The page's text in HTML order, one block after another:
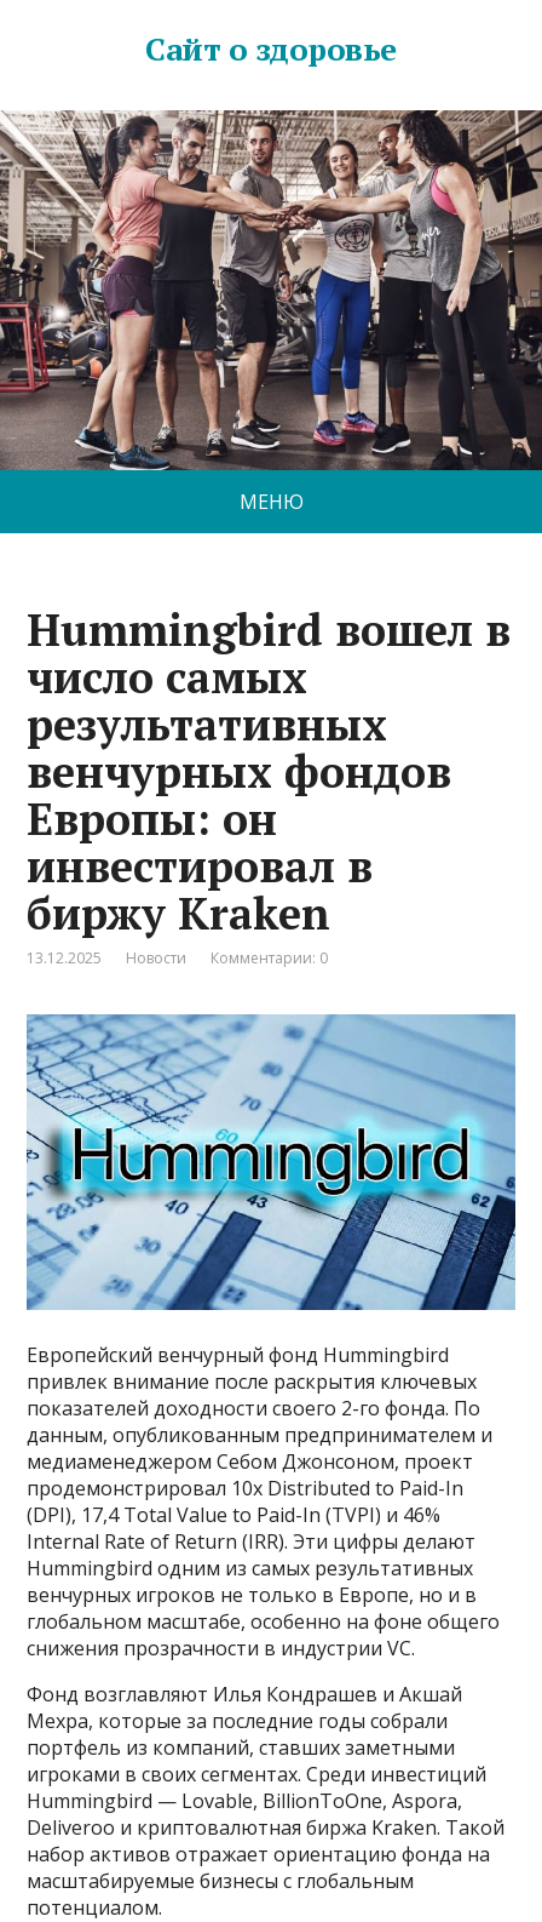
Сайт о здоровье
МЕНЮ
Hummingbird вошел в
число самых
результативных
венчурных фондов
Европы: он
инвестировал в
биржу Kraken
13.12.2025 Новости Комментарии: 0
Европейский венчурный фонд Hummingbird
привлек внимание после раскрытия ключевых
показателей доходности своего 2-го фонда. По
данным, опубликованным предпринимателем и
медиаменеджером Себом Джонсоном, проект
продемонстрировал 10x Distributed to Paid-In
(DPI), 17,4 Total Value to Paid-In (TVPI) и 46%
Internal Rate of Return (IRR). Эти цифры делают
Hummingbird одним из самых результативных
венчурных игроков не только в Европе, но и в
глобальном масштабе, особенно на фоне общего
снижения прозрачности в индустрии VC.
Фонд возглавляют Илья Кондрашев и Акшай
Мехра, которые за последние годы собрали
портфель из компаний, ставших заметными
игроками в своих сегментах. Среди инвестиций
Hummingbird — Lovable, BillionToOne, Aspora,
Deliveroo и криптовалютная биржа Kraken. Такой
набор активов отражает ориентацию фонда на
масштабируемые бизнесы с глобальным
потенциалом.